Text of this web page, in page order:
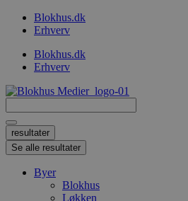
VidereBlokhus.dk
Erhverv
Blokhus.dk
Erhverv
...
resultater
Se alle resultater
Byer
Blokhus
Løkken